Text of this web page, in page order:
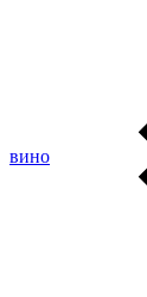
вино